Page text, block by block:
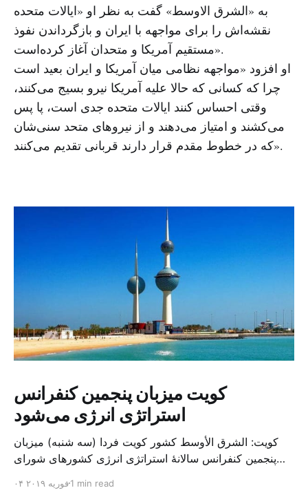
به «الشرق الاوسط» گفت به نظر او «ایالات متحده
نقشه‌اش را برای مواجهه با ایران و بازگرداندن نفوذ
مستقیم آمریکا و متحدان آغاز کرده‌است».
او افزود «مواجهه نظامی میان آمریکا و ایران بعید است
چرا که کسانی که حالا علیه آمریکا نیرو بسیج می‌کنند،
وقتی احساس کنند ایالات متحده جدی است، پا پس
می‌کشند و امتیاز می‌دهند و از نیروهای متحد سنی‌شان
که در خطوط مقدم قرار دارند قربانی تقدیم می‌کنند».
کویت میزبان پنجمین کنفرانس
استراتژی انرژی می‌شود
کویت: الشرق الأوسط کشور کویت فردا (سه شنبه) میزبان
پنجمین کنفرانس سالانهٔ استراتژی انرژی کشورهای شورای
متخصص از شرکت‌های جهانی نفت و گاز در این کنفرانس
۰۴ فوریه ۲۰۱۹1 min read